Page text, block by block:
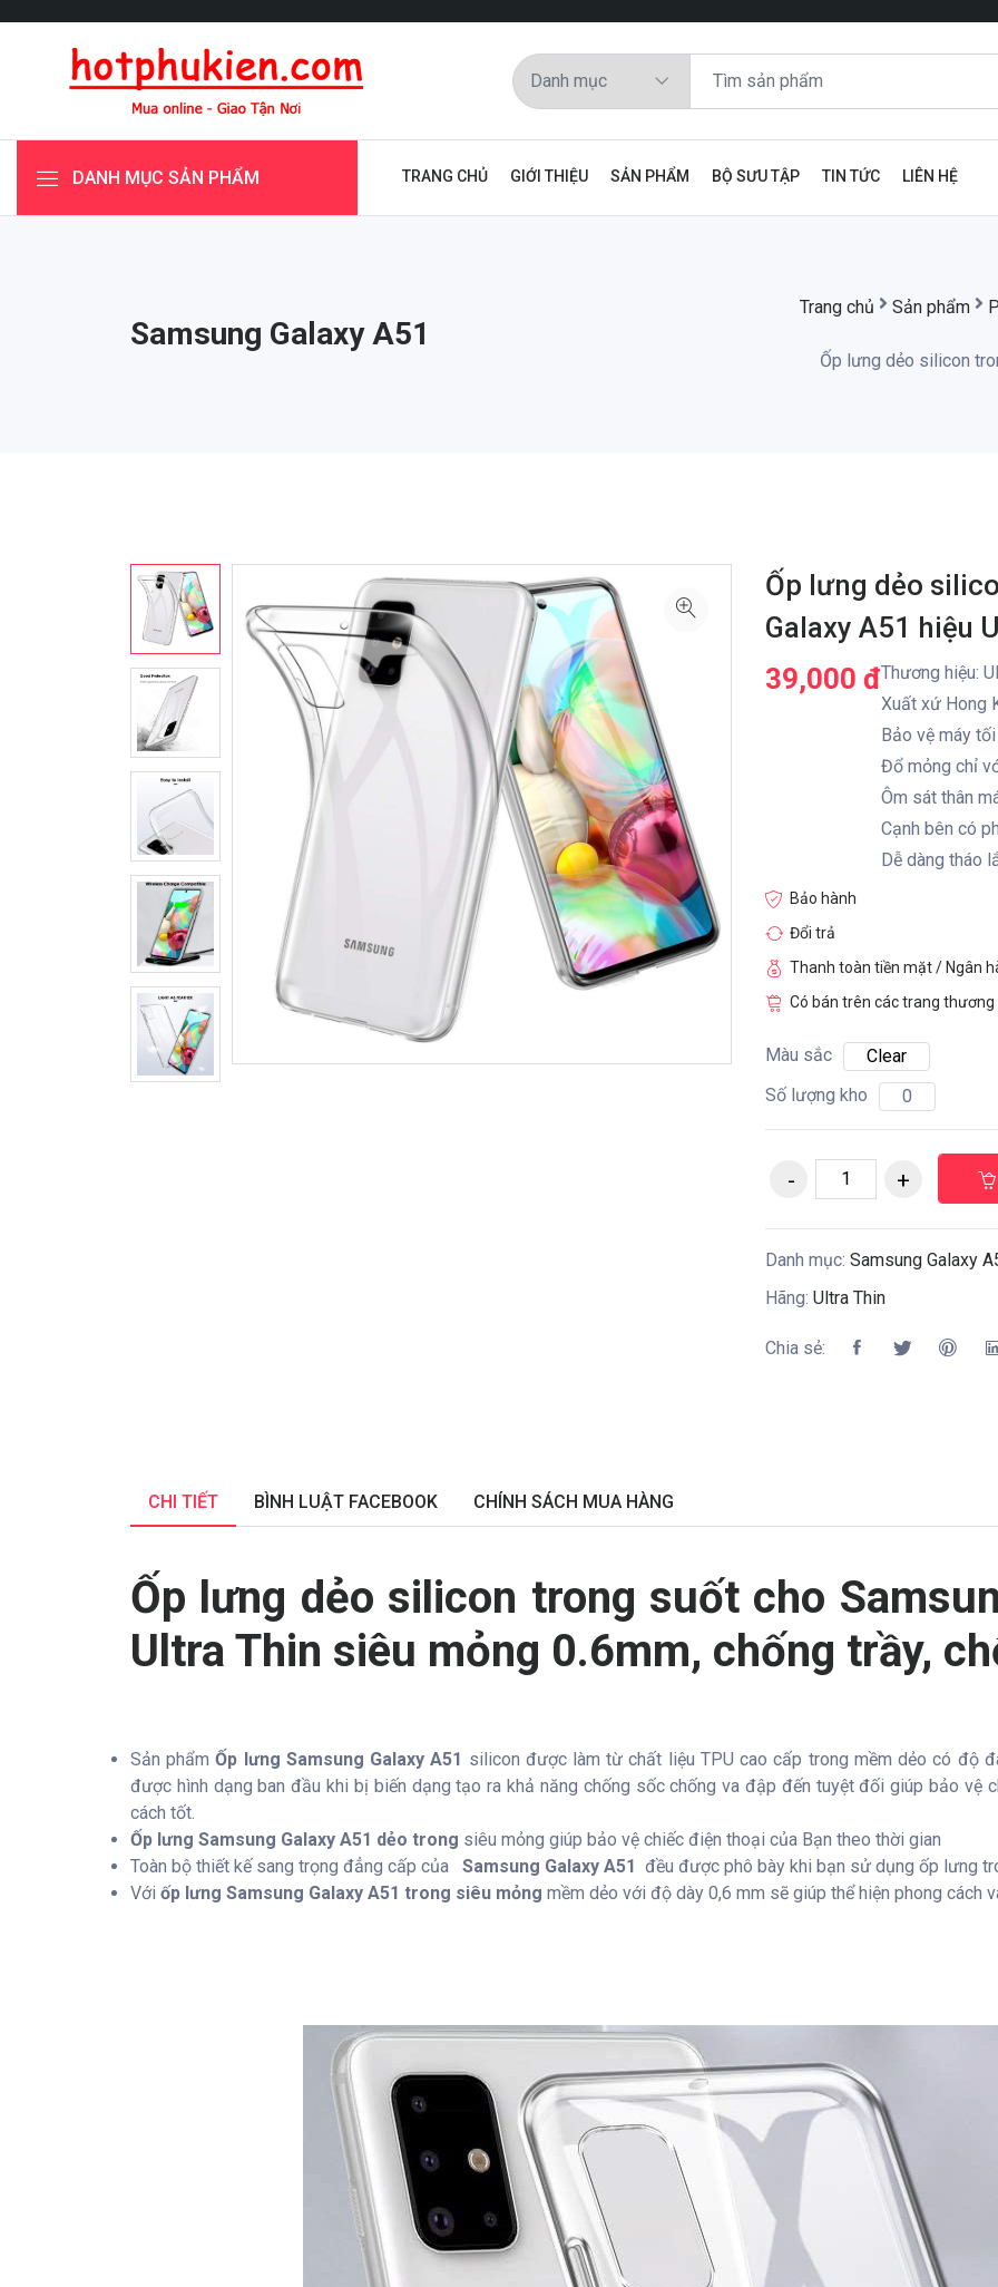
DANH MỤC SẢN PHẨM TRANG CHỦ GIỚI THIỆU SẢN PHẨM BỘ SƯU TẬP TIN TỨC LIÊN HỆ
Samsung Galaxy A51
Trang chủ Sản phẩm
Ốp lưng dẻo silicon
Ốp lưng dẻo
Galaxy A51 hiệu
39,000 đThương hiệu:
Xuất xứ Hong
Bảo vệ máy
Đổ mỏng chỉ
Ôm sát thân
Cạnh bên có
Dễ dàng tháo
Bảo hành
Đổi trả
Thanh toàn tiền mặt / Ngân
Có bán trên các trang
Màu sắc
Clear
Số lượng kho
0
Danh mục: Samsung Galaxy
Hãng: Ultra Thin
Chia sẻ:
CHI TIẾT BÌNH LUẬT FACEBOOK CHÍNH SÁCH MUA HÀNG
Ốp lưng dẻo silicon trong suốt cho
Ultra Thin siêu mỏng 0.6mm, chống trầy,
Sản phẩmỐp lưng Samsung Galaxy A51 silicon được làm từ chất liệu TPU cao cấp trong mềm dẻo có độ
được hình dạng ban đầu khi bị biến dạng tạo ra khả năng chống sốc chống va đập đến tuyệt đối giúp bảo vệ
cách tốt.
Ốp lưng Samsung Galaxy A51 dẻo trong siêu mỏng giúp bảo vệ chiếc điện thoại của Bạn theo thời gian
Toàn bộ thiết kế sang trọng đẳng cấp của
Samsung Galaxy A51 đều được phô bày khi bạn sử dụng ốp lưng
Với ốp lưng Samsung Galaxy A51 trong siêu mỏng mềm dẻo với độ dày 0,6 mm sẽ giúp thể hiện phong cách